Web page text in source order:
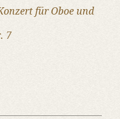
für Oboe und
7